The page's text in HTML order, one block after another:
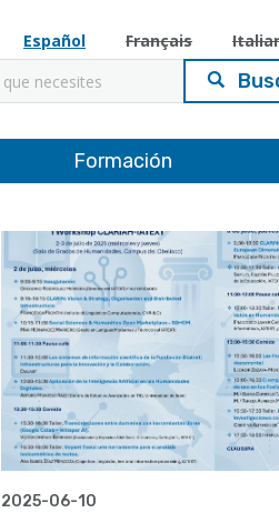
Español Français
Formación
2025-06-10